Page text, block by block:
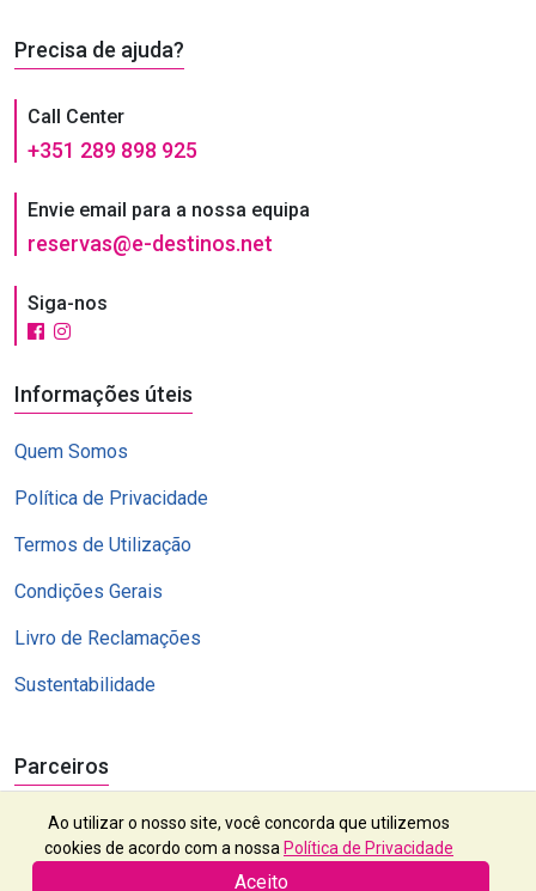
Precisa de ajuda?
Call Center
+351 289 898 925
Envie email para a nossa equipa
reservas@e-destinos.net
Siga-nos
Informações úteis
Quem Somos
Política de Privacidade
Termos de Utilização
Condições Gerais
Livro de Reclamações
Sustentabilidade
Parceiros
Ao utilizar o nosso site, você concorda que utilizemos
cookies de acordo com a nossa Política de Privacidade
Aceito